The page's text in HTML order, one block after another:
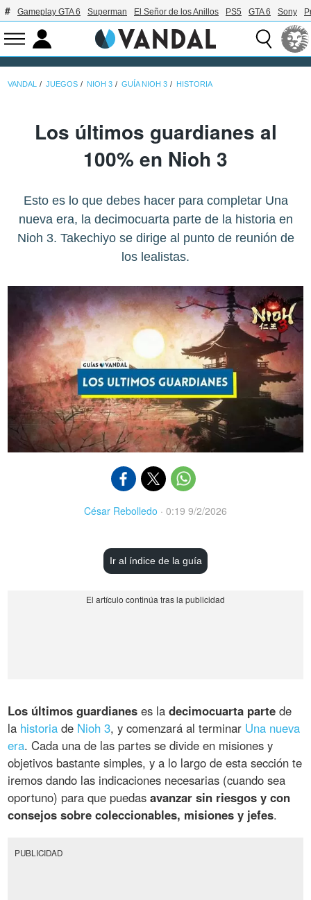
Gameplay GTA 6 Superman El Señor de los Anillos PS5 GTA 6 Sony
VANDAL JUEGOS NIOH 3 GUÍA NIOH 3 HISTORIA
Los últimos guardianes al
100% en Nioh 3
Esto es lo que debes hacer para completar Una
nueva era, la decimocuarta parte de la historia en
Nioh 3. Takechiyo se dirige al punto de reunión de
los lealistas.
César Rebolledo · 0:19 9/2/2026
Ir al índice de la guía
Los últimos guardianes es ladecimocuarta parte de
la historia de Nioh 3, y comenzará al terminar Una nueva
era. Cada una de las partes se divide en misiones y
objetivos bastante simples, y a lo largo de esta sección te
iremos dando las indicaciones necesarias (cuando sea
oportuno) para que puedasavanzar sin riesgos y con
consejos sobre coleccionables, misiones y jefes.
PUBLICIDAD